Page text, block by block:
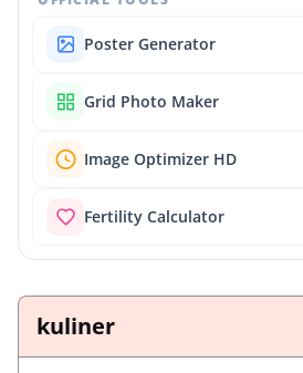
Poster Generator
Grid Photo Maker
Image Optimizer HD
Fertility Calculator
kuliner